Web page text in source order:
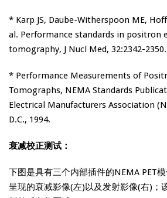
* Karp JS, Daube-Witherspoon ME,
al. Performance standards in positron
tomography, J Nucl Med, 32:2342-2350.
* Performance Measurements of
Tomographs, NEMA Standards
Electrical Manufacturers Association
D.C., 1994.
衰减校正测试：
下图是具有三个内部插件的NEMA PET
呈现的衰减影像(左)以及发射影像(右)；